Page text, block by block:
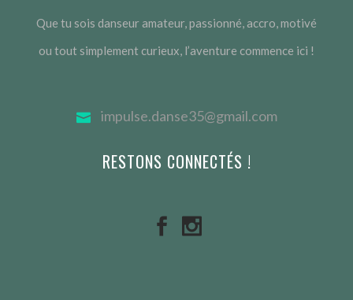
Que tu sois danseur amateur, passionné, accro, motivé
ou tout simplement curieux, l’aventure commence ici !
impulse.danse35@gmail.com
RESTONS CONNECTÉS !